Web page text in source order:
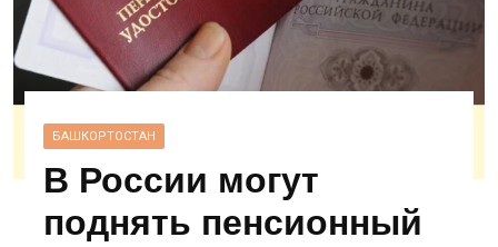
БАШКОРТОСТАН
В России могут
поднять пенсионный